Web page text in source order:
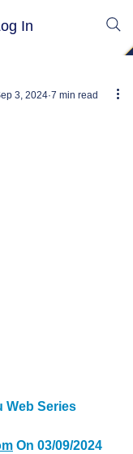
In
3, 2024 7 min read
Web Series
On 03/09/2024